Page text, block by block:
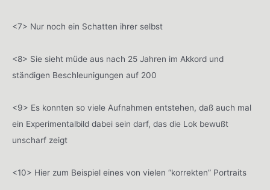
<7> Nur noch ein Schatten ihrer selbst
<8> Sie sieht müde aus nach 25 Jahren im Akkord und
ständigen Beschleunigungen auf 200
<9> Es konnten so viele Aufnahmen entstehen, daß auch mal
ein Experimentalbild dabei sein darf, das die Lok bewußt
unscharf zeigt
<10> Hier zum Beispiel eines von vielen “korrekten” Portraits